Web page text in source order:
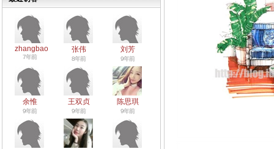
zhangbao
7年前
张伟
8年前
刘芳
9年前
余惟
9年前
王双贞
9年前
陈思琪
9年前